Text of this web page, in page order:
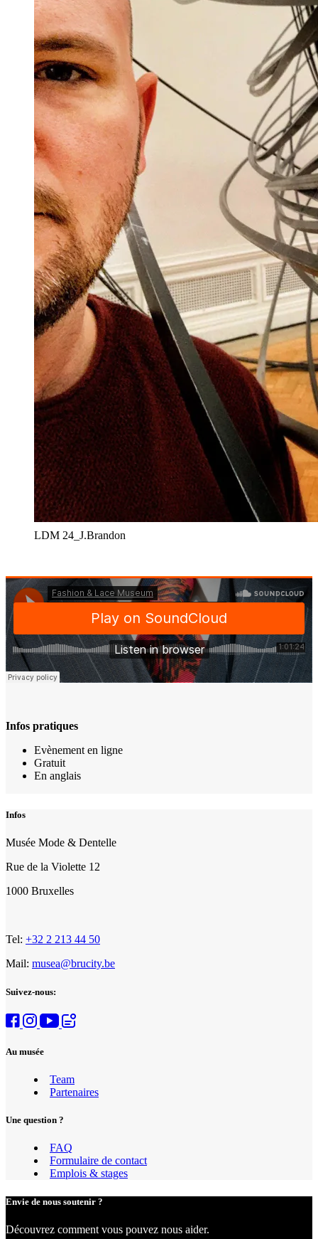
LDM 24_J.Brandon
Infos pratiques
Evènement en ligne
Gratuit
En anglais
Infos
Musée Mode & Dentelle
Rue de la Violette 12
1000 Bruxelles
Tel: +32 2 213 44 50
Mail: musea@brucity.be
Suivez-nous:
Au musée
Team
Partenaires
Une question ?
FAQ
Formulaire de contact
Emplois & stages
Envie de nous soutenir ?
Découvrez comment vous pouvez nous aider.